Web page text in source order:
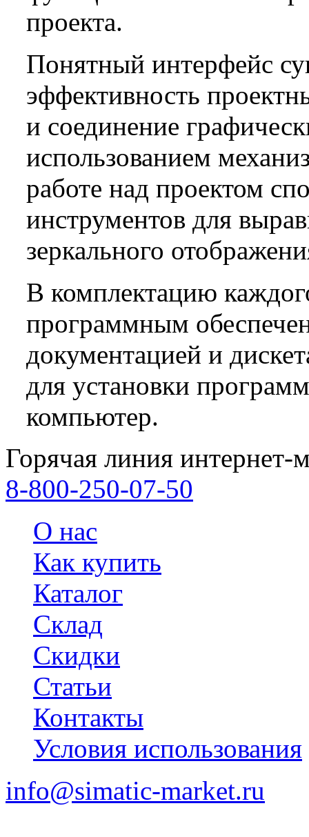
проекта.
Понятный интерфейс
эффективность
и соединение
использованием
работе над проектом
инструментов для
зеркального
В комплектацию
программным
документацией и
для установки
компьютер.
Горячая линия интернет-
8-800-250-07-50
О нас
Как купить
Каталог
Склад
Скидки
Статьи
Контакты
Условия использования
info@simatic-market.ru